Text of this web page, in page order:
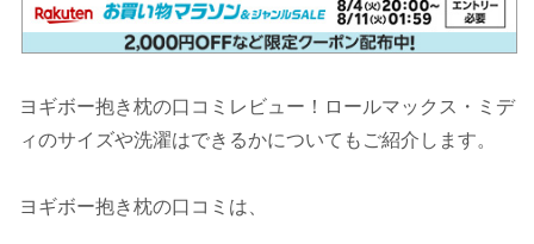
ヨギボー抱き枕の口コミレビュー！ロールマックス・ミデ
ィのサイズや洗濯はできるかについてもご紹介します。
ヨギボー抱き枕の口コミは、